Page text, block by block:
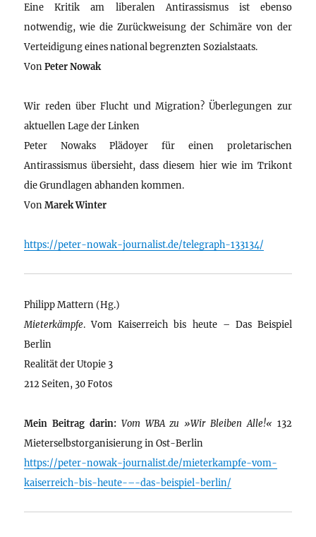
Eine Kritik am liberalen Antirassismus ist ebenso
notwendig, wie die Zurückweisung der Schimäre von der
Verteidigung eines national begrenzten Sozialstaats.
VonPeter Nowak
Wir reden über Flucht und Migration? Überlegungen zur
aktuellen Lage der Linken
Peter Nowaks Plädoyer für einen proletarischen
Antirassismus übersieht, dass diesem hier wie im Trikont
die Grundlagen abhanden kommen.
VonMarek Winter
https://peter-nowak-journalist.de/telegraph-133134/
Philipp Mattern (Hg.)
Mieterkämpfe. Vom Kaiserreich bis heute – Das Beispiel
Berlin
Realität der Utopie 3
212 Seiten, 30 Fotos
Mein Beitrag darin: Vom WBA zu »Wir Bleiben Alle!« 132
Mieterselbstorganisierung in Ost-Berlin
https://peter-nowak-journalist.de/mieterkampfe-vom-
kaiserreich-bis-heute-–-das-beispiel-berlin/